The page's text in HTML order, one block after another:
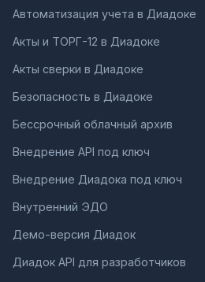
Автоматизация учета в Диадоке
Акты и ТОРГ-12 в Диадоке
Акты сверки в Диадоке
Безопасность в Диадоке
Бессрочный облачный архив
Внедрение API под ключ
Внедрение Диадока под ключ
Внутренний ЭДО
Демо-версия Диадок
Диадок API для разработчиков